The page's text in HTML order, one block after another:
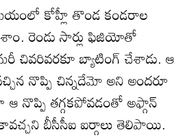
కోహ్లీ తొండ కండరాల
రెండు సార్లు ఫిజియోతో
చివరివరకూ బ్యాటింగ్ చేశాడు. ఆ
నొప్పి చిన్నదేమో అని అందరూ
నొప్పి తగ్గకపోవడంతో అఫ్గాన్
బీసీసీఐ ఐర్గాలు తెలిపాయి.